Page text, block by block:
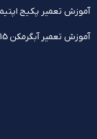
آموزش تعمیر پکیج
آموزش تعمیر آبگرمکن B.15